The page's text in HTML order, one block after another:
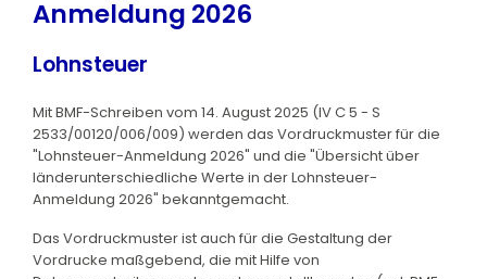
Anmeldung 2026
Lohnsteuer
Mit BMF-Schreiben vom 14. August 2025 (IV C 5 - S
2533/00120/006/009) werden das Vordruckmuster für die
"Lohnsteuer-Anmeldung 2026" und die "Übersicht über
länderunterschiedliche Werte in der Lohnsteuer-
Anmeldung 2026" bekanntgemacht.
Das Vordruckmuster ist auch für die Gestaltung der
Vordrucke maßgebend, die mit Hilfe von